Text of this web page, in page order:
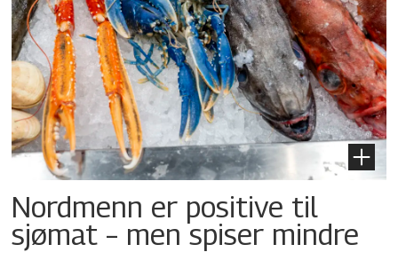
Nordmenn er positive til
sjømat – men spiser mindre